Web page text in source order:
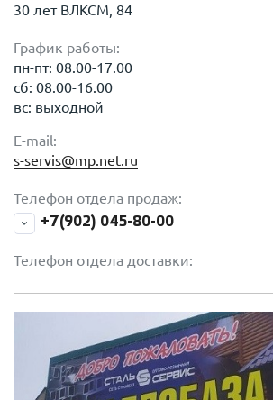
30 лет ВЛКСМ, 84
График работы:
пн-пт: 08.00-17.00
сб: 08.00-16.00
вс: выходной
E-mail:
s-servis@mp.net.ru
Телефон отдела продаж:
+7(902) 045-80-00
Телефон отдела доставки: